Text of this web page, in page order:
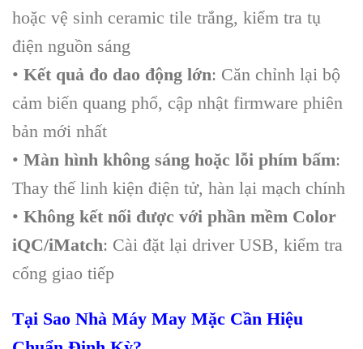
hoặc vệ sinh ceramic tile trắng, kiểm tra tụ
điện nguồn sáng
• Kết quả đo dao động lớn: Căn chỉnh lại bộ
cảm biến quang phổ, cập nhật firmware phiên
bản mới nhất
• Màn hình không sáng hoặc lỗi phím bấm:
Thay thế linh kiện điện tử, hàn lại mạch chính
• Không kết nối được với phần mềm Color
iQC/iMatch: Cài đặt lại driver USB, kiểm tra
cổng giao tiếp
Tại Sao Nhà Máy May Mặc Cần Hiệu